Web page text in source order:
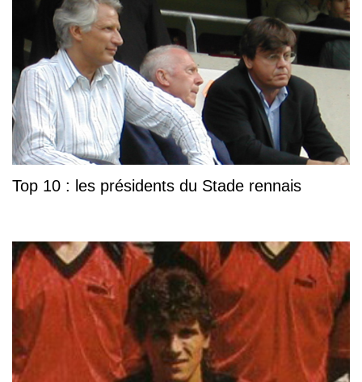
Top 10 : les présidents du Stade rennais